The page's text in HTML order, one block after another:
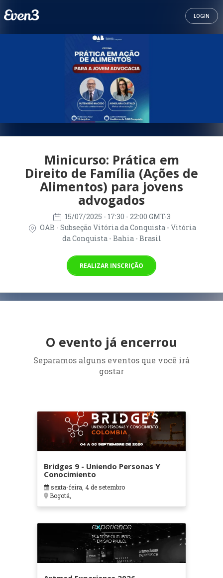
LOGIN
Minicurso: Prática em
Direito de Família (Ações de
Alimentos) para jovens
advogados
15/07/2025 - 17:30 - 22:00 GMT-3
OAB - Subseção Vitória da Conquista - Vitória
da Conquista - Bahia - Brasil
REALIZAR INSCRIÇÃO
O evento já encerrou
Separamos alguns eventos que você irá
gostar
Bridges 9 - Uniendo Personas Y
Conocimiento
sexta-feira, 4 de setembro
Bogotá,